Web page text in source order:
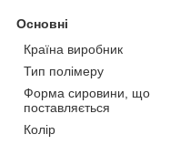
Основні
Країна виробник
Тип полімеру
Форма сировини, що
поставляється
Колір